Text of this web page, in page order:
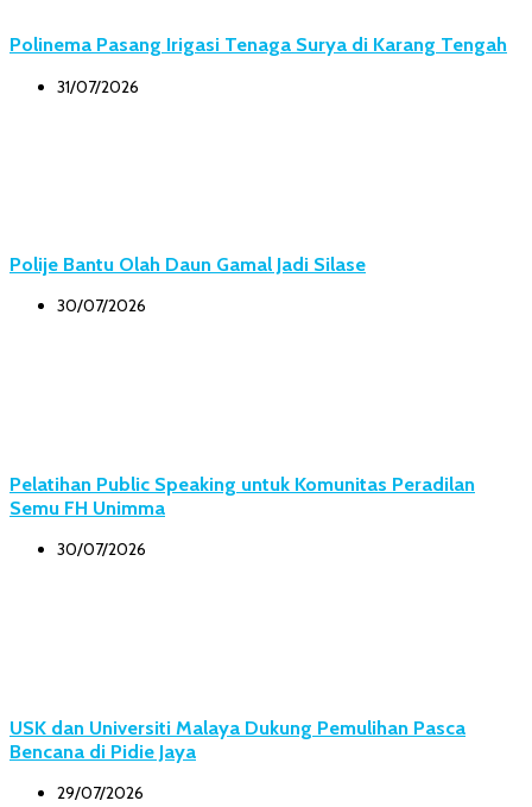
Polinema Pasang Irigasi Tenaga Surya di Karang Tengah
31/07/2026
Polije Bantu Olah Daun Gamal Jadi Silase
30/07/2026
Pelatihan Public Speaking untuk Komunitas Peradilan
Semu FH Unimma
30/07/2026
USK dan Universiti Malaya Dukung Pemulihan Pasca
Bencana di Pidie Jaya
29/07/2026